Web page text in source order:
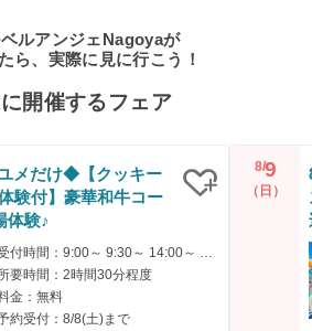
ルアンジェNagoyaが
ら、実際に見に行こう！
開催するフェア
メだけ◆【クッキー
験付】豪華和牛コー
体験♪
受付時間：9:00～ 9:30～ 14:00～ 14:30～ 19:00～
要時間：2時間30分程度
金：無料
約受付：8/8(土)まで
8/9
（日）